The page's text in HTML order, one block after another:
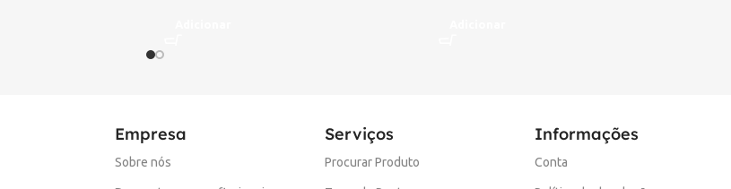
Empresa
Sobre nós
Serviços
Procurar Produto
Informações
Conta